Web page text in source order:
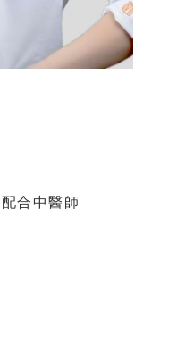
合中醫師